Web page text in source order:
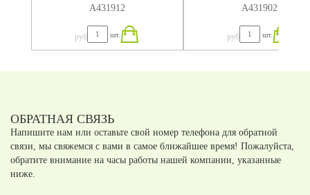
А431912
руб шт.
А431902
руб шт.
ОБРАТНАЯ СВЯЗЬ
Напишите нам или оставьте свой номер телефона для обратной
связи, мы свяжемся с вами в самое ближайшее время! Пожалуйста,
обратите внимание на часы работы нашей компании, указанные
ниже.